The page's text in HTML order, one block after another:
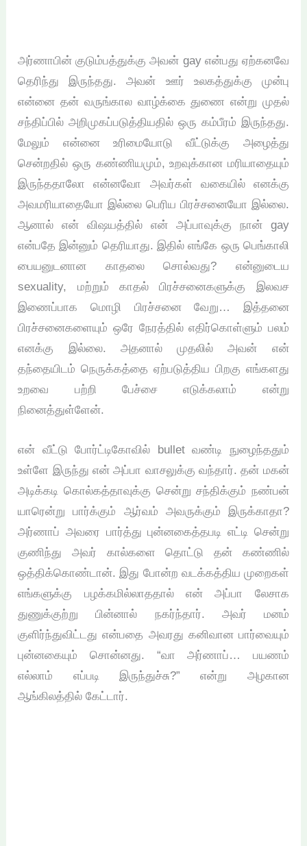
அர்ணாபின் குடும்பத்துக்கு அவன் gay என்பது ஏற்கனவே
தெரிந்து இருந்தது. அவன் ஊர் உலகத்துக்கு முன்பு
என்னை தன் வருங்கால வாழ்க்கை துணை என்று முதல்
சந்திப்பில் அறிமுகப்படுத்தியதில் ஒரு கம்பீரம் இருந்தது.
மேலும் என்னை உரிமையோடு வீட்டுக்கு அழைத்து
சென்றதில் ஒரு கண்ணியமும், உறவுக்கான மரியாதையும்
இருந்ததாலோ என்னவோ அவர்கள் வகையில் எனக்கு
அவமரியாதையோ இல்லை பெரிய பிரச்சனையோ இல்லை.
ஆனால் என் விஷயத்தில் என் அப்பாவுக்கு நான் gay
என்பதே இன்னும் தெரியாது. இதில் எங்கே ஒரு பெங்காலி
பையனுடனான காதலை சொல்வது? என்னுடைய
sexuality, மற்றும் காதல் பிரச்சனைகளுக்கு இலவச
இணைப்பாக மொழி பிரச்சனை வேறு… இத்தனை
பிரச்சனைகளையும் ஒரே நேரத்தில் எதிர்கொள்ளும் பலம்
எனக்கு இல்லை. அதனால் முதலில் அவன் என்
தந்தையிடம் நெருக்கத்தை ஏற்படுத்திய பிறகு எங்களது
உறவை பற்றி பேச்சை எடுக்கலாம் என்று
நினைத்துள்ளேன்.
என் வீட்டு போர்ட்டிகோவில் bullet வண்டி நுழைந்ததும்
உள்ளே இருந்து என் அப்பா வாசலுக்கு வந்தார். தன் மகன்
அடிக்கடி கொல்கத்தாவுக்கு சென்று சந்திக்கும் நண்பன்
யாரென்று பார்க்கும் ஆர்வம் அவருக்கும் இருக்காதா?
அர்ணாப் அவரை பார்த்து புன்னகைத்தபடி எட்டி சென்று
குணிந்து அவர் கால்களை தொட்டு தன் கண்ணில்
ஒத்திக்கொண்டான். இது போன்ற வடக்கத்திய முறைகள்
எங்களுக்கு பழக்கமில்லாததால் என் அப்பா லேசாக
துணுக்குற்று பின்னால் நகர்ந்தார். அவர் மனம்
குளிர்ந்துவிட்டது என்பதை அவரது கனிவான பார்வையும்
புன்னகையும் சொன்னது. “வா அர்ணாப்… பயணம்
எல்லாம் எப்படி இருந்துச்சு?” என்று அழகான
ஆங்கிலத்தில் கேட்டார்.